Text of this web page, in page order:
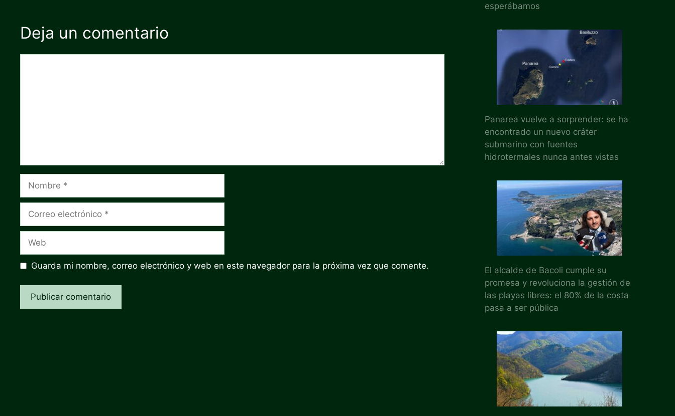
Deja un comentario
Nombre
Correo
Web
Guarda mi nombre, correo electrónico y web en este navegador para la próxima vez que comente.
esperábamos
Panarea vuelve a sorprender: se ha
encontrado un nuevo cráter
submarino con fuentes
hidrotermales nunca antes vistas
El alcalde de Bacoli cumple su
promesa y revoluciona la gestión de
las playas libres: el 80% de la costa
pasa a ser pública